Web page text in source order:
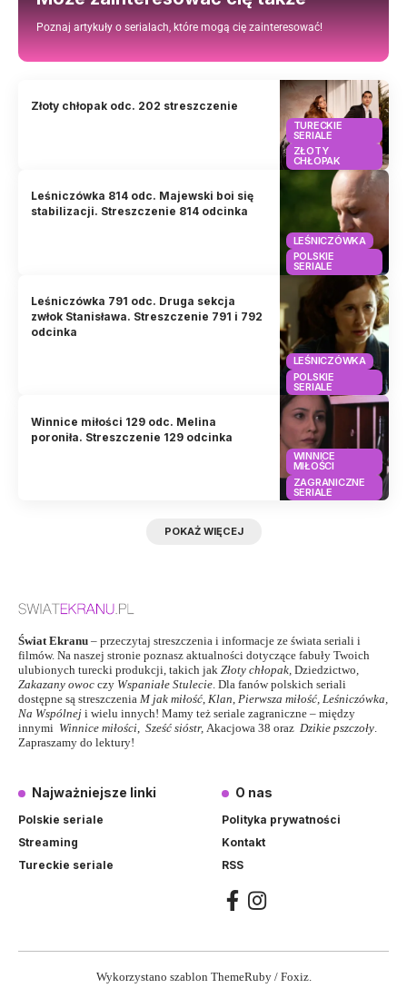
Poznaj artykuły o serialach, które mogą cię zainteresować!
TURECKIE
SERIALE
ZŁOTY
CHŁOPAK
Złoty chłopak odc. 202 streszczenie
LEŚNICZÓWKA
POLSKIE
SERIALE
Leśniczówka 814 odc. Majewski boi się
stabilizacji. Streszczenie 814 odcinka
LEŚNICZÓWKA
POLSKIE
SERIALE
Leśniczówka 791 odc. Druga sekcja
zwłok Stanisława. Streszczenie 791 i 792
odcinka
WINNICE
MIŁOŚCI
ZAGRANICZNE
SERIALE
Winnice miłości 129 odc. Melina
poroniła. Streszczenie 129 odcinka
POKAŻ WIĘCEJ
Świat Ekranu – przeczytaj streszczenia i informacje ze świata seriali i
filmów. Na naszej stronie poznasz aktualności dotyczące fabuły Twoich
ulubionych turecki produkcji, takich jak Złoty chłopak, Dziedzictwo,
Zakazany owoc czy Wspaniałe Stulecie. Dla fanów polskich seriali
dostępne są streszczenia M jak miłość, Klan, Pierwsza miłość, Leśniczówka,
Na Wspólnej i wielu innych! Mamy też seriale zagraniczne – między
innymi Winnice miłości, Sześć sióstr, Akacjowa 38 oraz Dzikie pszczoły.
Zapraszamy do lektury!
Najważniejsze linki
Polskie seriale
Streaming
Tureckie seriale
O nas
Polityka prywatności
Kontakt
RSS
Wykorzystano szablon ThemeRuby / Foxiz.